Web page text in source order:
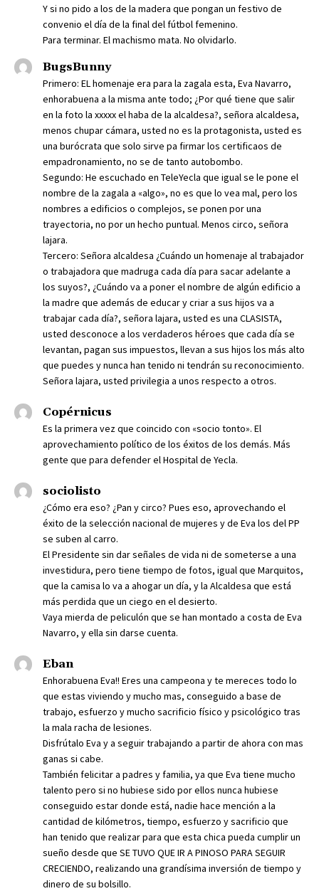
Y si no pido a los de la madera que pongan un festivo de
convenio el día de la final del fútbol femenino.
Para terminar. El machismo mata. No olvidarlo.
BugsBunny
Primero: EL homenaje era para la zagala esta, Eva Navarro,
enhorabuena a la misma ante todo; ¿Por qué tiene que salir
en la foto la xxxxx el haba de la alcaldesa?, señora alcaldesa,
menos chupar cámara, usted no es la protagonista, usted es
una burócrata que solo sirve pa firmar los certificaos de
empadronamiento, no se de tanto autobombo.
Segundo: He escuchado en TeleYecla que igual se le pone el
nombre de la zagala a «algo», no es que lo vea mal, pero los
nombres a edificios o complejos, se ponen por una
trayectoria, no por un hecho puntual. Menos circo, señora
lajara.
Tercero: Señora alcaldesa ¿Cuándo un homenaje al trabajador
o trabajadora que madruga cada día para sacar adelante a
los suyos?, ¿Cuándo va a poner el nombre de algún edificio a
la madre que además de educar y criar a sus hijos va a
trabajar cada día?, señora lajara, usted es una CLASISTA,
usted desconoce a los verdaderos héroes que cada día se
levantan, pagan sus impuestos, llevan a sus hijos los más alto
que puedes y nunca han tenido ni tendrán su reconocimiento.
Señora lajara, usted privilegia a unos respecto a otros.
Copérnicus
Es la primera vez que coincido con «socio tonto». El
aprovechamiento político de los éxitos de los demás. Más
gente que para defender el Hospital de Yecla.
sociolisto
¿Cómo era eso? ¿Pan y circo? Pues eso, aprovechando el
éxito de la selección nacional de mujeres y de Eva los del PP
se suben al carro.
El Presidente sin dar señales de vida ni de someterse a una
investidura, pero tiene tiempo de fotos, igual que Marquitos,
que la camisa lo va a ahogar un día, y la Alcaldesa que está
más perdida que un ciego en el desierto.
Vaya mierda de peliculón que se han montado a costa de Eva
Navarro, y ella sin darse cuenta.
Eban
Enhorabuena Eva!! Eres una campeona y te mereces todo lo
que estas viviendo y mucho mas, conseguido a base de
trabajo, esfuerzo y mucho sacrificio físico y psicológico tras
la mala racha de lesiones.
Disfrútalo Eva y a seguir trabajando a partir de ahora con mas
ganas si cabe.
También felicitar a padres y familia, ya que Eva tiene mucho
talento pero si no hubiese sido por ellos nunca hubiese
conseguido estar donde está, nadie hace mención a la
cantidad de kilómetros, tiempo, esfuerzo y sacrificio que
han tenido que realizar para que esta chica pueda cumplir un
sueño desde que SE TUVO QUE IR A PINOSO PARA SEGUIR
CRECIENDO, realizando una grandísima inversión de tiempo y
dinero de su bolsillo.